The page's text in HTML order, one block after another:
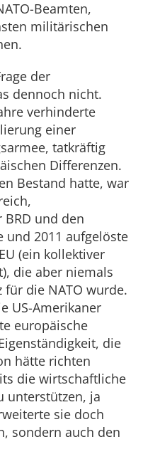
Beamten,
militärischen
der
dennoch nicht.
verhinderte
einer
tatkräftig
Differenzen.
Bestand hatte, war
und den
und 2011 aufgelöste
(ein kollektiver
die aber niemals
die NATO wurde.
US-Amerikaner
europäische
die
hätte richten
die wirtschaftliche
unterstützen, ja
sie doch
sondern auch den